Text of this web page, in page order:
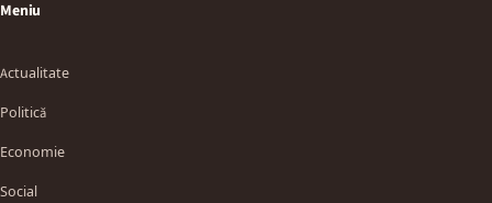
Meniu
Actualitate
Politică
Economie
Social